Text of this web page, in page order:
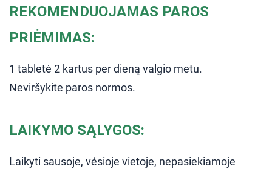
REKOMENDUOJAMAS PAROS
PRIĖMIMAS:
1 tabletė 2 kartus per dieną valgio metu.
Neviršykite paros normos.
LAIKYMO SĄLYGOS:
Laikyti sausoje, vėsioje vietoje, nepasiekiamoje